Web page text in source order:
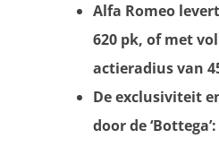
Alfa Romeo
620 pk, of met
actieradius van
De exclusiviteit
door de